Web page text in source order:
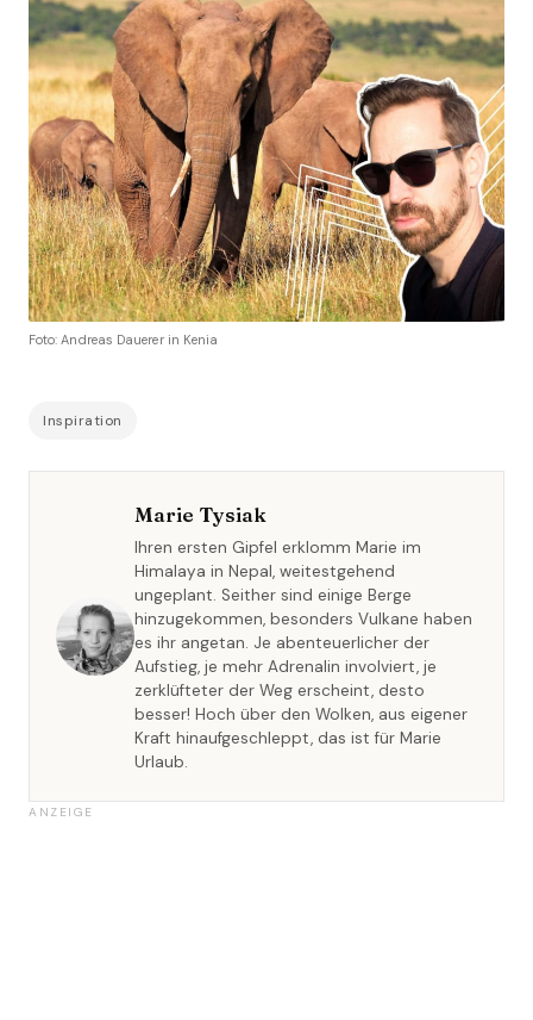
Foto: Andreas Dauerer in Kenia
Inspiration
Marie Tysiak
Ihren ersten Gipfel erklomm Marie im
Himalaya in Nepal, weitestgehend
ungeplant. Seither sind einige Berge
hinzugekommen, besonders Vulkane haben
es ihr angetan. Je abenteuerlicher der
Aufstieg, je mehr Adrenalin involviert, je
zerklüfteter der Weg erscheint, desto
besser! Hoch über den Wolken, aus eigener
Kraft hinaufgeschleppt, das ist für Marie
Urlaub.
ANZEIGE